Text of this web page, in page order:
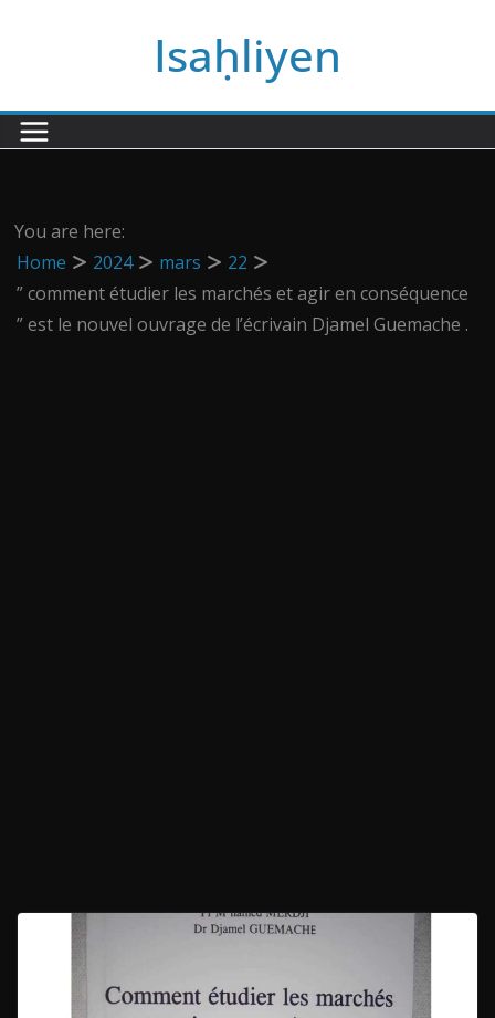
Isaḥliyen
You are here:
Home
2024 mars
22
” comment étudier les marchés et agir en conséquence
” est le nouvel ouvrage de l’écrivain Djamel Guemache .